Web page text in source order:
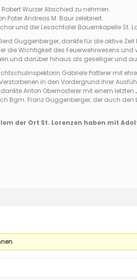
Wurzer Abschied zu nehmen.
Pater Andreas M. Baur zelebriert.
und der Lesachtaler Bauernkapelle St.
Guggenberger, dankte für die aktive
die Wichtigkeit des Feuerwehrwesens
und darüber hinaus als geselliger und
Gabriele Patterer mit
in den Vordergrund ihrer
Anton Obernosterer mit einem letzten
Bgm. Franz Guggenberger, der auch den
der Ort St. Lorenzen haben mit